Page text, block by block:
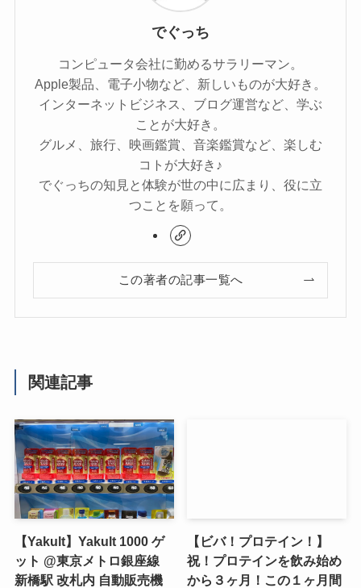
でぐっち
コンピュータ会社に勤めるサラリーマン。
Apple製品、電子小物など、新しいものが大好き。
インターネットビジネス、ブログ運営など、学ぶ
ことが大好き。
グルメ、旅行、映画鑑賞、音楽鑑賞など、楽しむ
コトが大好き♪
でぐっちの知見と体験が世の中に広まり、役に立
つことを願って。
この著者の記事一覧へ
関連記事
【Yakult】Yakult 1000 ゲ
ット @東京メトロ銀座線
新橋駅 改札内 自動販売機
【ビバ！プロテイン！】
祝！プロテインを飲み始め
から３ヶ月！この１ヶ月間